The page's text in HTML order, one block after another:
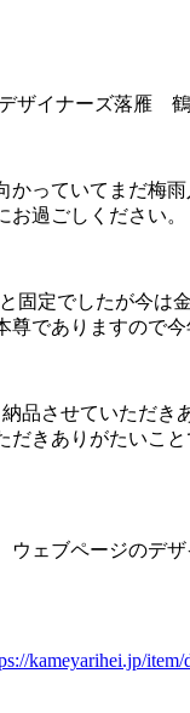
ザイナーズ落雁 鶴
っていてまだ梅
過ごしください。
固定でしたが今
でありますので今
品させていただ
きありがたいこ
ェブページのデ
kameyarihei.jp/item/